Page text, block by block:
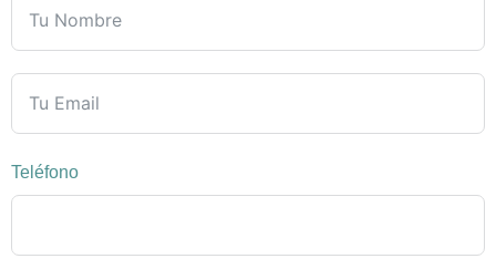
Teléfono